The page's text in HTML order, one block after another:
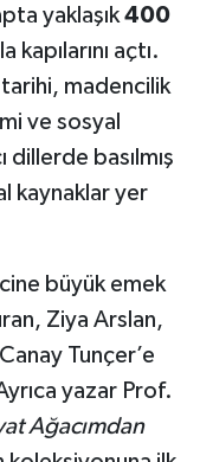
yaklaşık400
kapılarını açtı.
madencilik
ve sosyal
dillerde basılmış
kaynaklar yer
büyük emek
Ziya Arslan,
Tunçer’e
yazar Prof.
Ağacımdan